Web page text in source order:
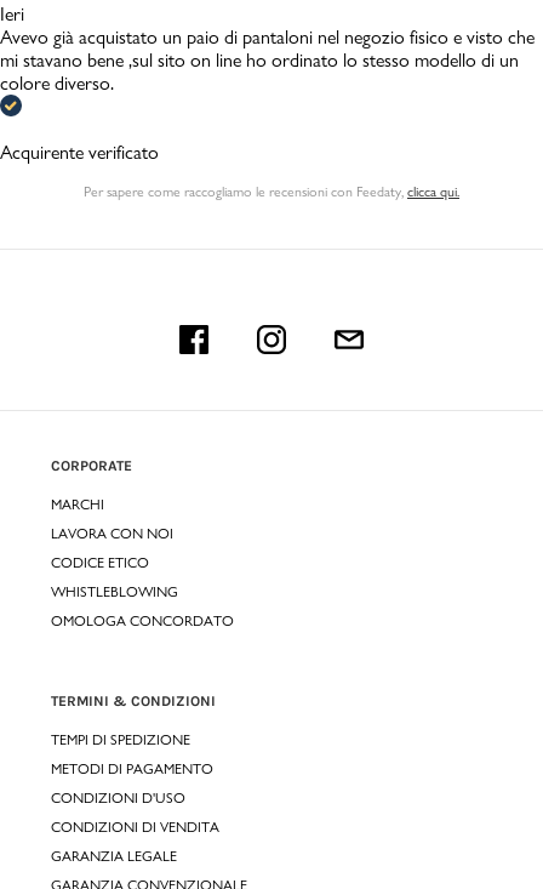
Ieri
Avevo già acquistato un paio di pantaloni nel negozio fisico e visto che
mi stavano bene ,sul sito on line ho ordinato lo stesso modello di un
colore diverso.
Acquirente verificato
Per sapere come raccogliamo le recensioni con Feedaty, clicca qui.
CORPORATE
MARCHI
LAVORA CON NOI
CODICE ETICO
WHISTLEBLOWING
OMOLOGA CONCORDATO
TERMINI & CONDIZIONI
TEMPI DI SPEDIZIONE
METODI DI PAGAMENTO
CONDIZIONI D'USO
CONDIZIONI DI VENDITA
GARANZIA LEGALE
GARANZIA CONVENZIONALE